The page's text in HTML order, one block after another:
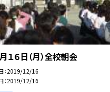
１６日（月）全校朝会
2019/12/16
2019/12/16